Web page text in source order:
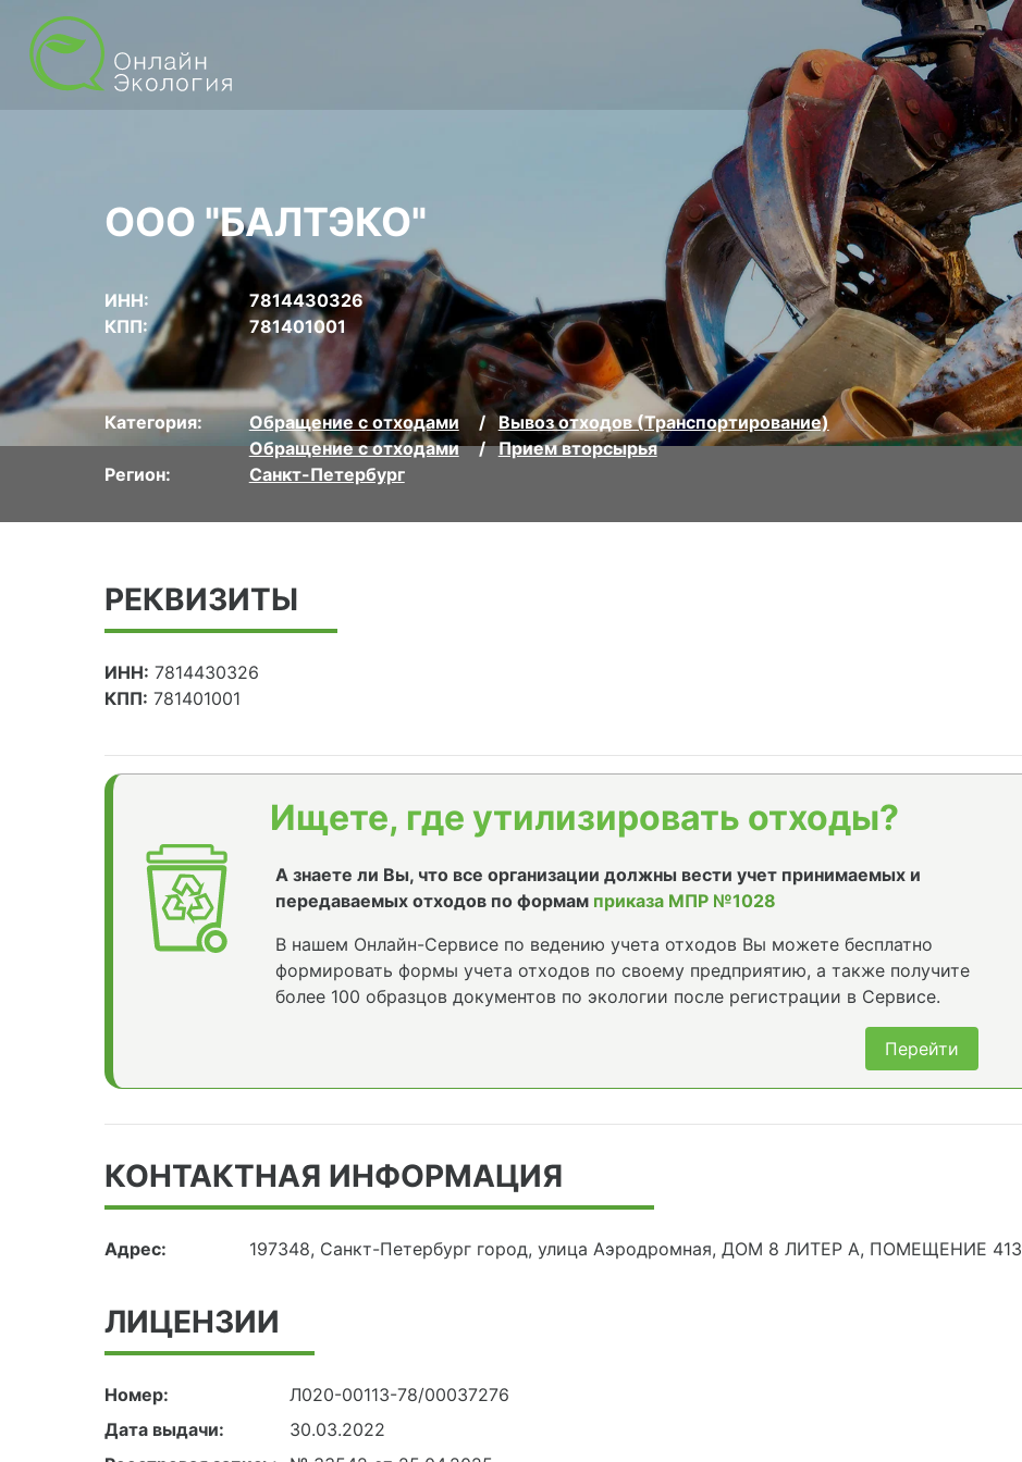
ООО "БАЛТЭКО"
ИНН:
7814430326
КПП:
781401001
Категория: Обращение с отходами
Вывоз отходов (Транспортирование)
Обращение с отходами
Прием вторсырья
Регион:
Санкт-Петербург
РЕКВИЗИТЫ
ИНН: 7814430326
КПП: 781401001
Ищете, где утилизировать отходы?
А знаете ли Вы, что все организации должны вести учет принимаемых и
передаваемых отходов по формам приказа МПР №1028
В нашем Онлайн-Сервисе по ведению учета отходов Вы можете бесплатно
формировать формы учета отходов по своему предприятию, а также получите
более 100 образцов документов по экологии после регистрации в Сервисе.
Перейти
КОНТАКТНАЯ ИНФОРМАЦИЯ
Адрес: 197348, Санкт-Петербург город, улица Аэродромная, ДОМ 8 ЛИТЕР А, ПОМЕЩЕНИЕ 413
ЛИЦЕНЗИИ
Номер:
Л020-00113-78/00037276
Дата выдачи:
30.03.2022